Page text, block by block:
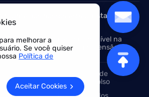
aos nossos especialistas em -
este serviço não está disponível na
Obrigado pela sua compreensão!
Privacidade
Política de
Reembolso
melhorar a
Se você quiser
Política de
Aceitar Cookies